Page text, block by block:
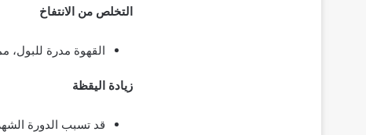
التخلص من الانتفاخ
القهوة مدرة للبول،
زيادة اليقظة
قد تسبب الدورة